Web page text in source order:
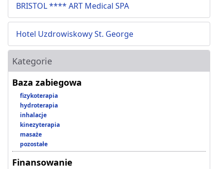
BRISTOL **** ART Medical SPA
Hotel Uzdrowiskowy St. George
Kategorie
Baza zabiegowa
fizykoterapia
hydroterapia
inhalacje
kinezyterapia
masaże
pozostałe
Finansowanie